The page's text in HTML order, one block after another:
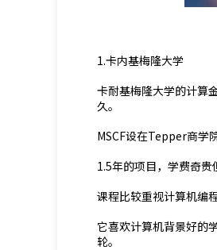
1.卡内基梅隆大学
卡耐基梅隆大学的计算
久。
MSCF设在Tepper商学
1.5年的项目，学费奇贵
课程比较重视计算机编
它喜欢计算机背景好的
轮。